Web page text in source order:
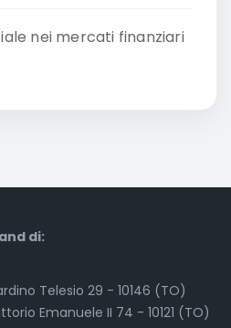
nei mercati finanziari
di:
Telesio 29 - 10146 (TO)
Emanuele II 74 - 10121 (TO)